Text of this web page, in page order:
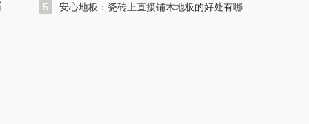
5 安心地板：瓷砖上直接铺木地板的好处有哪